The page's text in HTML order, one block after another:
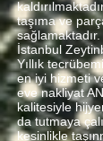
taşıma ve
sağlamaktadır.
İstanbul
Yıllık
en iyi hizmeti
eve nakliyat
kalitesiyle
da tutmaya
kesinlikle